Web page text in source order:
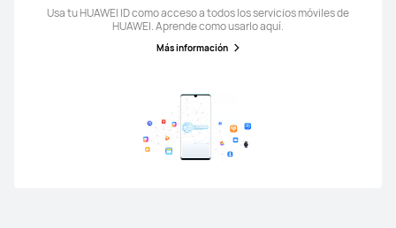
Usa tu HUAWEI ID como acceso a todos los servicios móviles de
HUAWEI. Aprende como usarlo aquí.
Más información